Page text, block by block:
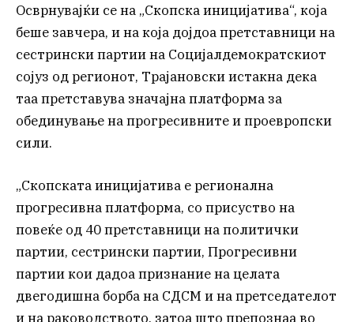
Осврнувајќи се на „Скопска иницијатива“, која
беше завчера, и на која дојдоа претставници на
сестрински партии на Социјалдемократскиот
сојуз од регионот, Трајановски истакна дека
таа претставува значајна платформа за
обединување на прогресивните и проевропски
сили.
„Скопската иницијатива e регионална
прогресивна платформа, со присуство на
повеќе од 40 претставници на политички
партии, сестрински партии, Прогресивни
партии кои дадоа признание на целата
двегодишна борба на СДСМ и на претседателот
и на раководството, затоа што препознаа во